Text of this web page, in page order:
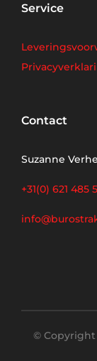
Service
Contact
Suzanne
+31(0) 621 485
© Copyright